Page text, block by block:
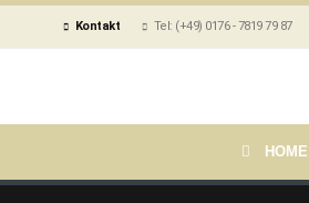
Kontakt Tel: (+49) 0176 - 7819 79 87
HOME